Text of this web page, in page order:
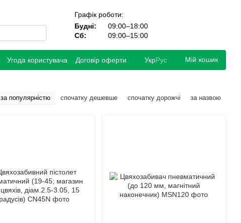
Графік роботи:
Будні:
09:00–18:00
Сб:
09:00–15:00
Угода користувача Договір оферти УкрРус Мій кошик
за популярністю спочатку дешевше спочатку дорожчі за назвою